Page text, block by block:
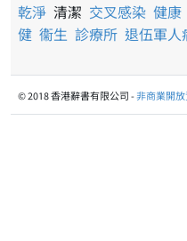
乾淨 清潔 交叉感染 健康
健 衞生 診療所 退伍軍人
© 2018 香港辭書有限公司 -非商業開